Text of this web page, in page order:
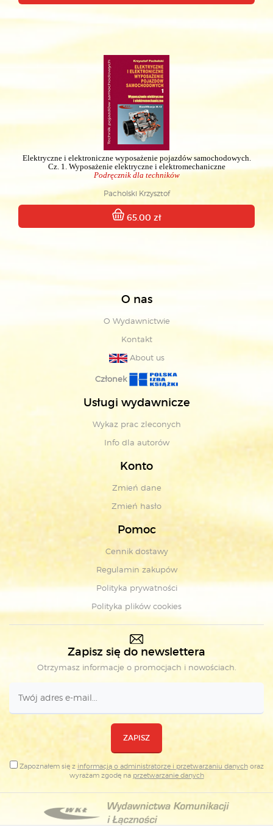
Elektryczne i elektroniczne wyposażenie pojazdów samochodowych.
Cz. 1. Wyposażenie elektryczne i elektromechaniczne
Podręcznik dla techników
Pacholski Krzysztof
65.00 zł
O nas
O Wydawnictwie
Kontakt
About us
Członek
Usługi wydawnicze
Wykaz prac zleconych
Info dla autorów
Konto
Zmień dane
Zmień hasło
Pomoc
Cennik dostawy
Regulamin zakupów
Polityka prywatności
Polityka plików cookies
Zapisz się do newslettera
Otrzymasz informacje o promocjach i nowościach.
ZAPISZ
Zapoznałem się z informacją o administratorze i przetwarzaniu danychoraz
wyrażam zgodę na przetwarzanie danych